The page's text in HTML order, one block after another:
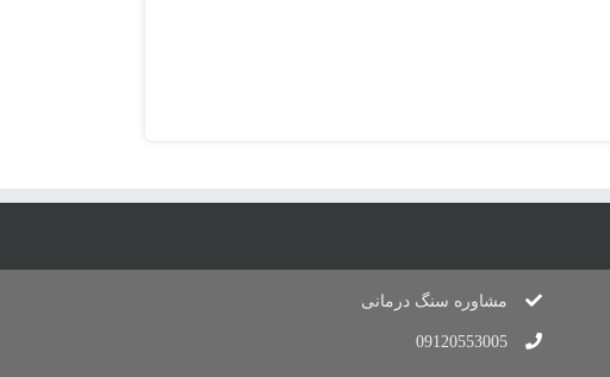
مشاوره سنگ درمانی
09120553005